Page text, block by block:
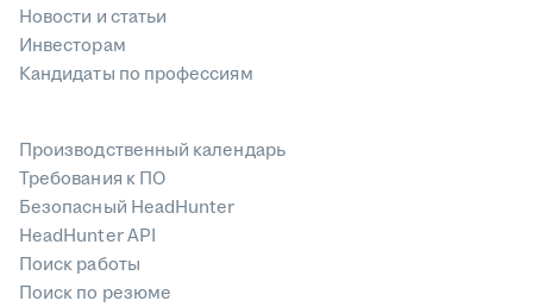
Новости и статьи
Инвесторам
Кандидаты по профессиям
Производственный календарь
Требования к ПО
Безопасный HeadHunter
HeadHunter API
Поиск работы
Поиск по резюме